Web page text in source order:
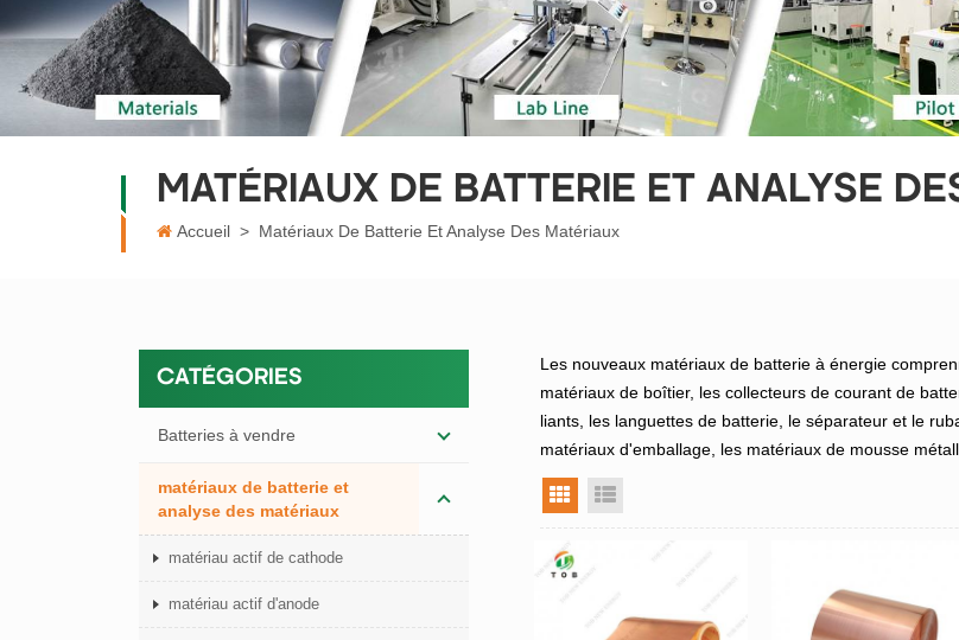
MATÉRIAUX DE BATTERIE ET ANALYSE
Accueil > Matériaux De Batterie Et Analyse Des Matériaux
CATÉGORIES
Batteries à vendre
matériaux de batterie et
analyse des matériaux
matériau actif de cathode
matériau actif d'anode
Les nouveaux matériaux de batterie à énergie
matériaux de boîtier, les collecteurs de courant de
liants, les languettes de batterie, le séparateur et le
matériaux d'emballage, les matériaux de mousse
vue grille